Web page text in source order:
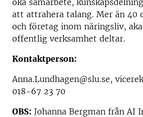
öka samarbete,
att attrahera talang. Mer än 40
och företag inom näringsliv,
offentlig verksamhet deltar.
Kontaktperson:
Anna.Lundhagen@slu.se,
018-67 23 70
OBS: Johanna Bergman från AI